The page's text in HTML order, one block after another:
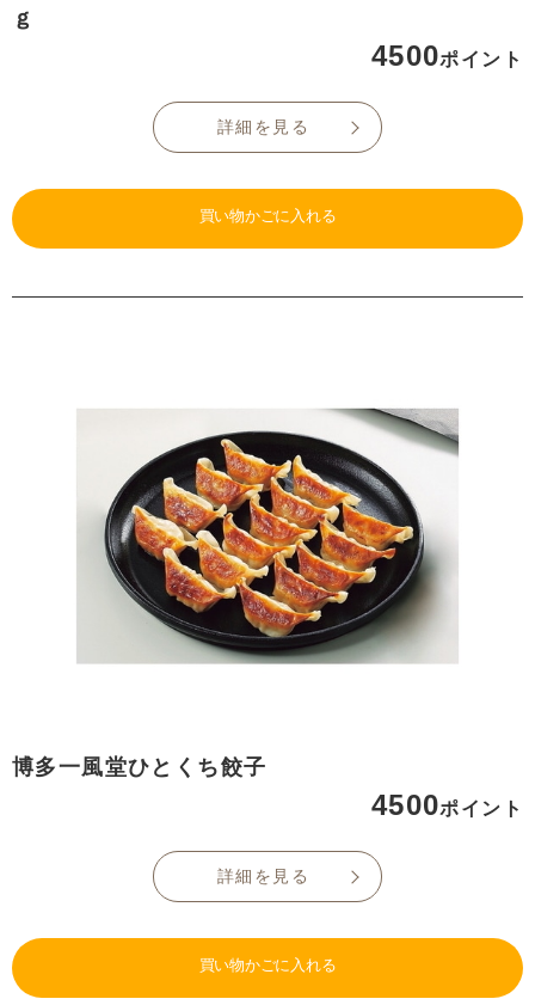
ｇ
4500ポイント
詳細を見る
買い物かごに入れる
博多一風堂ひとくち餃子
4500ポイント
詳細を見る
買い物かごに入れる